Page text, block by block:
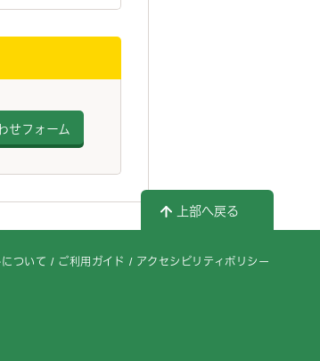
せフォーム
上部へ戻る
ついて ご利用ガイド アクセシビリティポリシー